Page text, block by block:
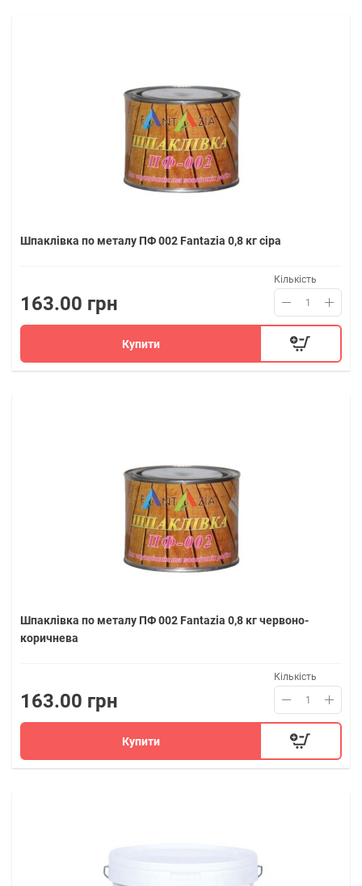
Шпаклівка по металу ПФ 002 Fantazia 0,8 кг сіра
163.00 грн
Кількість
Купити
Шпаклівка по металу ПФ 002 Fantazia 0,8 кг червоно-
коричнева
163.00 грн
Кількість
Купити